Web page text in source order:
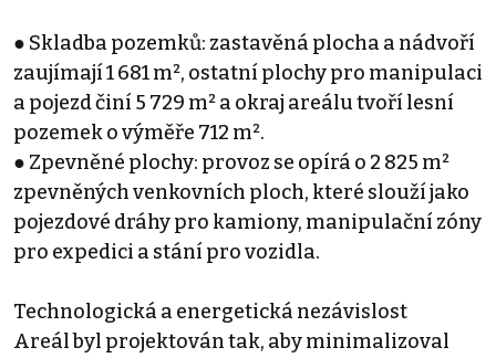
● Skladba pozemků: zastavěná plocha a nádvoří
zaujímají 1 681 m², ostatní plochy pro manipulaci
a pojezd činí 5 729 m² a okraj areálu tvoří lesní
pozemek o výměře 712 m².
● Zpevněné plochy: provoz se opírá o 2 825 m²
zpevněných venkovních ploch, které slouží jako
pojezdové dráhy pro kamiony, manipulační zóny
pro expedici a stání pro vozidla.
Technologická a energetická nezávislost
Areál byl projektován tak, aby minimalizoval